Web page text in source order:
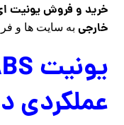
خرید و فروش یونیت
خارجی به سایت ها و
عملکردی